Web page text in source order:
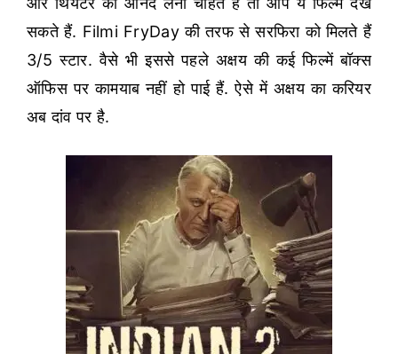
सकते हैं. Filmi FryDay की तरफ से सरफिरा को मिलते हैं
3/5 स्टार. वैसे भी इससे पहले अक्षय की कई फिल्में बॉक्स
ऑफिस पर कामयाब नहीं हो पाई हैं. ऐसे में अक्षय का करियर
अब दांव पर है.